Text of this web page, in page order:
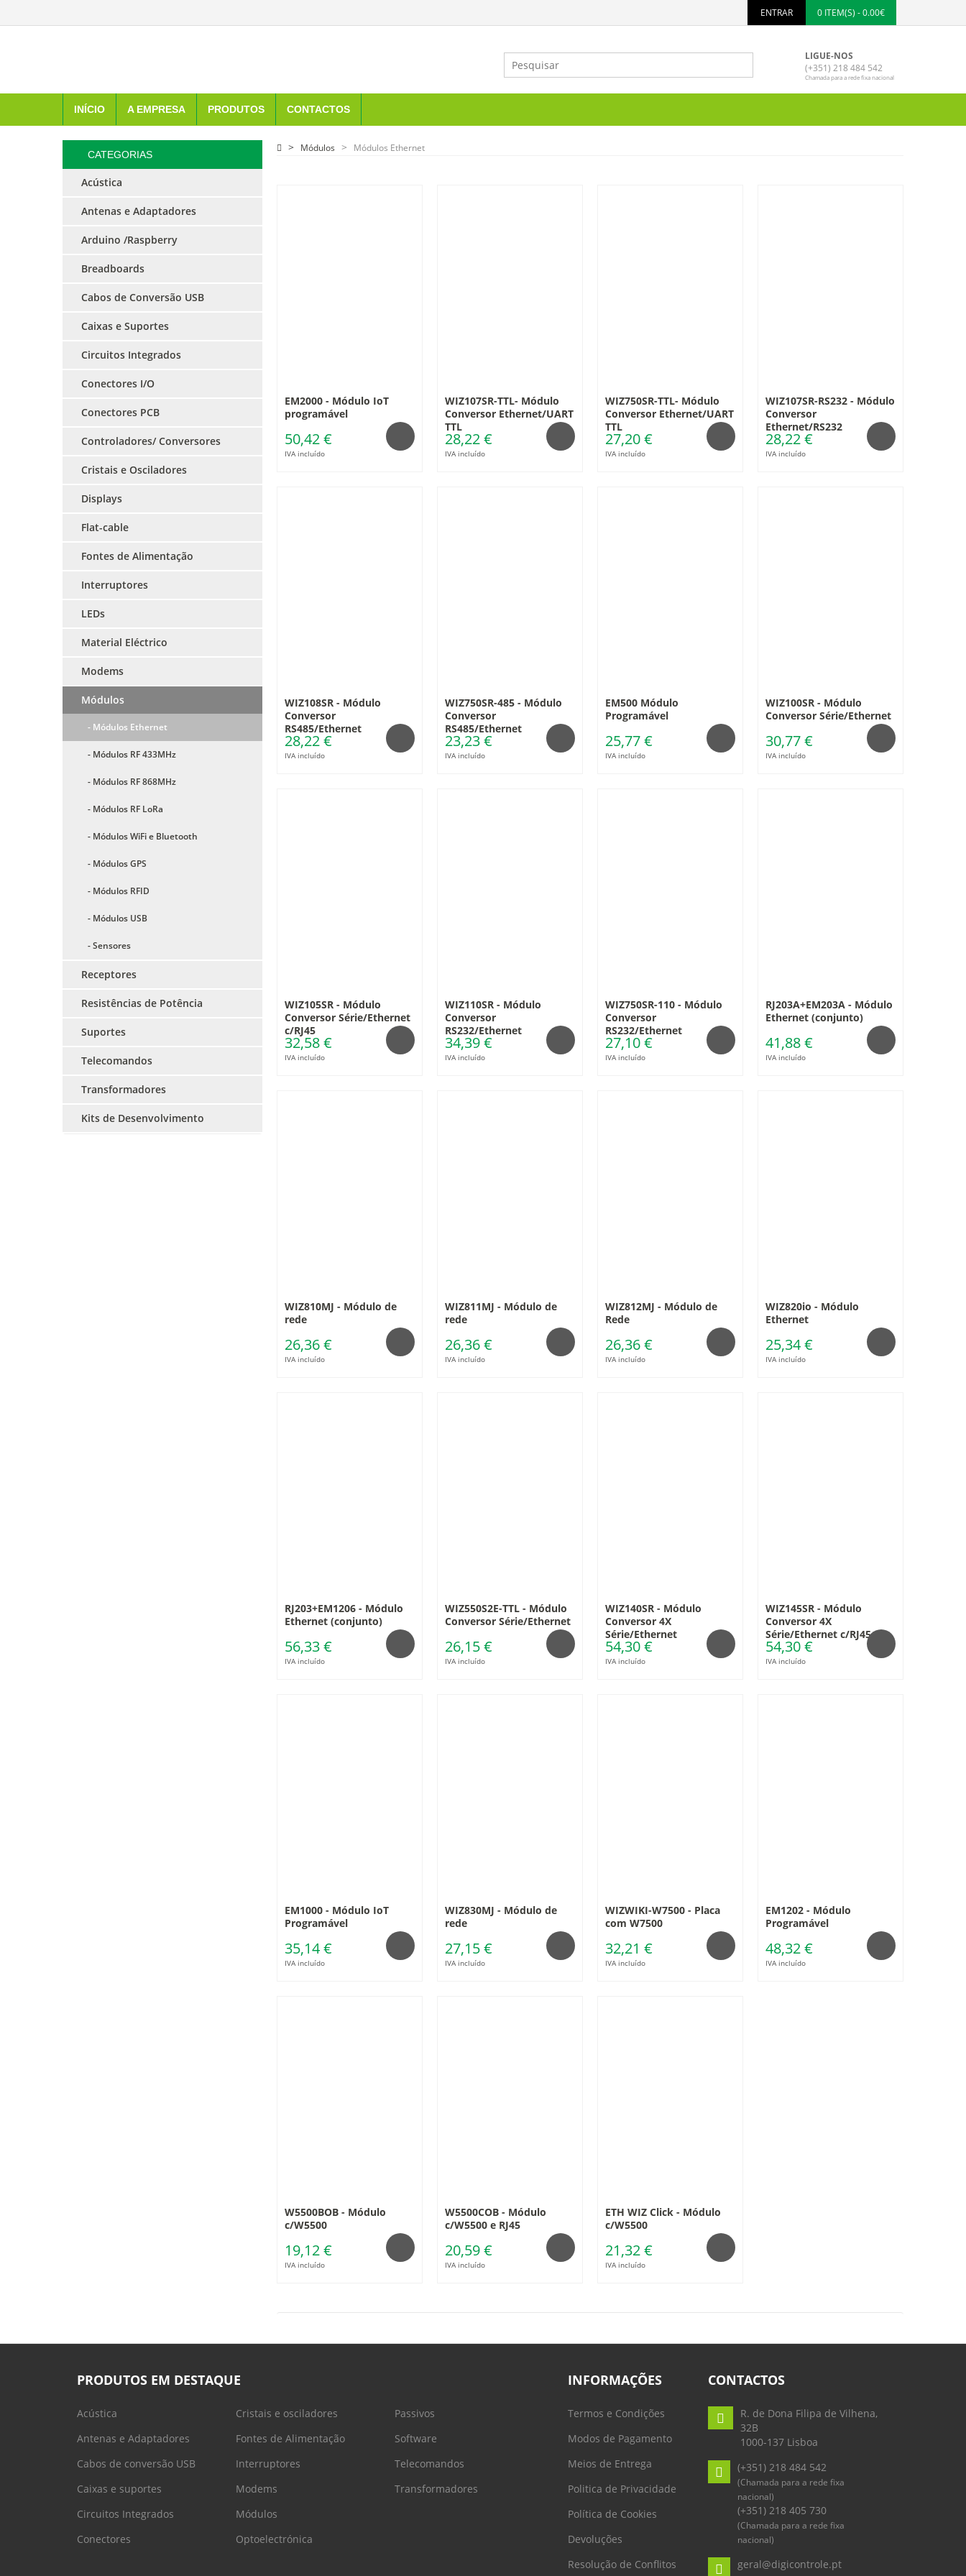
ENTRAR 0 ITEM(S) - 0.00€
LIGUE-NOS
(+351) 218 484 542
Chamada para a rede fixa nacional
INÍCIO A EMPRESA PRODUTOS CONTACTOS
CATEGORIAS
Acústica
Antenas e Adaptadores
Arduino /Raspberry
Breadboards
Cabos de Conversão USB
Caixas e Suportes
Circuitos Integrados
Conectores I/O
Conectores PCB
Controladores/ Conversores
Cristais e Osciladores
Displays
Flat-cable
Fontes de Alimentação
Interruptores
LEDs
Material Eléctrico
Modems
Módulos
- Módulos Ethernet
- Módulos RF 433MHz
- Módulos RF 868MHz
- Módulos RF LoRa
- Módulos WiFi e Bluetooth
- Módulos GPS
- Módulos RFID
- Módulos USB
- Sensores
Receptores
Resistências de Potência
Suportes
Telecomandos
Transformadores
Kits de Desenvolvimento
Módulos Módulos Ethernet
EM2000 - Módulo IoT
programável
50,42 €
IVA incluído
WIZ107SR-TTL- Módulo
Conversor Ethernet/UART
TTL
28,22 €
IVA incluído
WIZ750SR-TTL- Módulo
Conversor Ethernet/UART
TTL
27,20 €
IVA incluído
WIZ107SR-RS232 - Módulo
Conversor
Ethernet/RS232
28,22 €
IVA incluído
WIZ108SR - Módulo
Conversor
RS485/Ethernet
28,22 €
IVA incluído
WIZ750SR-485 - Módulo
Conversor
RS485/Ethernet
23,23 €
IVA incluído
EM500 Módulo
Programável
25,77 €
IVA incluído
WIZ100SR - Módulo
Conversor Série/Ethernet
30,77 €
IVA incluído
WIZ105SR - Módulo
Conversor Série/Ethernet
c/RJ45
32,58 €
IVA incluído
WIZ110SR - Módulo
Conversor
RS232/Ethernet
34,39 €
IVA incluído
WIZ750SR-110 - Módulo
Conversor
RS232/Ethernet
27,10 €
IVA incluído
RJ203A+EM203A - Módulo
Ethernet (conjunto)
41,88 €
IVA incluído
WIZ810MJ - Módulo de
rede
26,36 €
IVA incluído
WIZ811MJ - Módulo de
rede
26,36 €
IVA incluído
WIZ812MJ - Módulo de
Rede
26,36 €
IVA incluído
WIZ820io - Módulo
Ethernet
25,34 €
IVA incluído
RJ203+EM1206 - Módulo
Ethernet (conjunto)
56,33 €
IVA incluído
WIZ550S2E-TTL - Módulo
Conversor Série/Ethernet
26,15 €
IVA incluído
WIZ140SR - Módulo
Conversor 4X
Série/Ethernet
54,30 €
IVA incluído
WIZ145SR - Módulo
Conversor 4X
Série/Ethernet c/RJ45
54,30 €
IVA incluído
EM1000 - Módulo IoT
Programável
35,14 €
IVA incluído
WIZ830MJ - Módulo de
rede
27,15 €
IVA incluído
WIZWIKI-W7500 - Placa
com W7500
32,21 €
IVA incluído
EM1202 - Módulo
Programável
48,32 €
IVA incluído
W5500BOB - Módulo
c/W5500
19,12 €
IVA incluído
W5500COB - Módulo
c/W5500 e RJ45
20,59 €
IVA incluído
ETH WIZ Click - Módulo
c/W5500
21,32 €
IVA incluído
PRODUTOS EM DESTAQUE
Acústica
Antenas e Adaptadores
Cabos de conversão USB
Caixas e suportes
Circuitos Integrados
Conectores
Cristais e osciladores
Fontes de Alimentação
Interruptores
Modems
Módulos
Optoelectrónica
Passivos
Software
Telecomandos
Transformadores
INFORMAÇÕES
Termos e Condições
Modos de Pagamento
Meios de Entrega
Politica de Privacidade
Política de Cookies
Devoluções
Resolução de Conflitos
CONTACTOS
R. de Dona Filipa de Vilhena,
32B
1000-137 Lisboa
(+351) 218 484 542
(Chamada para a rede fixa
nacional)
(+351) 218 405 730
(Chamada para a rede fixa
nacional)
geral@digicontrole.pt